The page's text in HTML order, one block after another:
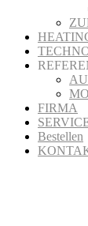
FIRMA
Bestellen